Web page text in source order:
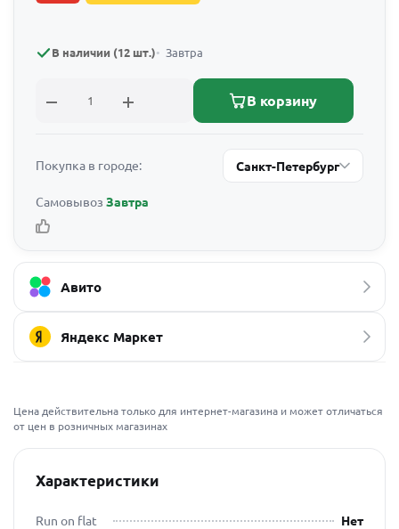
В наличии (12 шт.) Завтра
В корзину
Покупка в городе: Санкт-Петербург
Самовывоз Завтра
Авито
Яндекс Маркет
Цена действительна только для интернет-магазина и может отличаться
от цен в розничных магазинах
Характеристики
Run on flat
Нет